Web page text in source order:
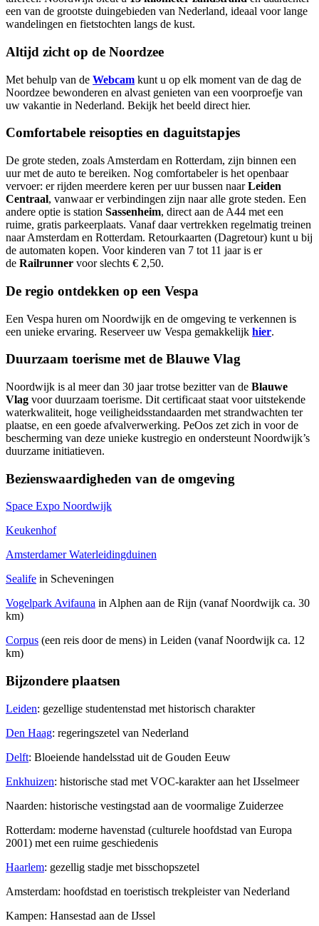
een van de grootste duingebieden van Nederland, ideaal voor lange
wandelingen en fietstochten langs de kust.
Altijd zicht op de Noordzee
Met behulp van de Webcam kunt u op elk moment van de dag de
Noordzee bewonderen en alvast genieten van een voorproefje van
uw vakantie in Nederland. Bekijk het beeld direct hier.
Comfortabele reisopties en daguitstapjes
De grote steden, zoals Amsterdam en Rotterdam, zijn binnen een
uur met de auto te bereiken. Nog comfortabeler is het openbaar
vervoer: er rijden meerdere keren per uur bussen naarLeiden
Centraal, vanwaar er verbindingen zijn naar alle grote steden. Een
andere optie is station Sassenheim, direct aan de A44 met een
ruime, gratis parkeerplaats. Vanaf daar vertrekken regelmatig treinen
naar Amsterdam en Rotterdam. Retourkaarten (Dagretour) kunt u bij
de automaten kopen. Voor kinderen van 7 tot 11 jaar is er
de Railrunner voor slechts € 2,50.
De regio ontdekken op een Vespa
Een Vespa huren om Noordwijk en de omgeving te verkennen is
een unieke ervaring. Reserveer uw Vespa gemakkelijk hier.
Duurzaam toerisme met de Blauwe Vlag
Noordwijk is al meer dan 30 jaar trotse bezitter van de Blauwe
Vlag voor duurzaam toerisme. Dit certificaat staat voor uitstekende
waterkwaliteit, hoge veiligheidsstandaarden met strandwachten ter
plaatse, en een goede afvalverwerking. PeOos zet zich in voor de
bescherming van deze unieke kustregio en ondersteunt Noordwijk’s
duurzame initiatieven.
Bezienswaardigheden van de omgeving
Space Expo Noordwijk
Keukenhof
Amsterdamer Waterleidingduinen
Sealife in Scheveningen
Vogelpark Avifauna in Alphen aan de Rijn (vanaf Noordwijk ca. 30
km)
Corpus (een reis door de mens) in Leiden (vanaf Noordwijk ca. 12
km)
Bijzondere plaatsen
Leiden: gezellige studentenstad met historisch charakter
Den Haag: regeringszetel van Nederland
Delft: Bloeiende handelsstad uit de Gouden Eeuw
Enkhuizen: historische stad met VOC-karakter aan het IJsselmeer
Naarden: historische vestingstad aan de voormalige Zuiderzee
Rotterdam: moderne havenstad (culturele hoofdstad van Europa
2001) met een ruime geschiedenis
Haarlem: gezellig stadje met bisschopszetel
Amsterdam: hoofdstad en toeristisch trekpleister van Nederland
Kampen: Hansestad aan de IJssel